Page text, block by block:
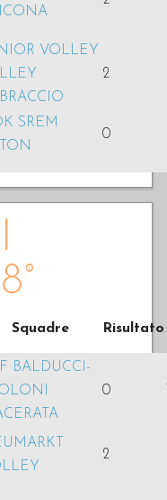
VOLLEY
2
SREM
0
Squadre Risultato
BALDUCCI-
0
2